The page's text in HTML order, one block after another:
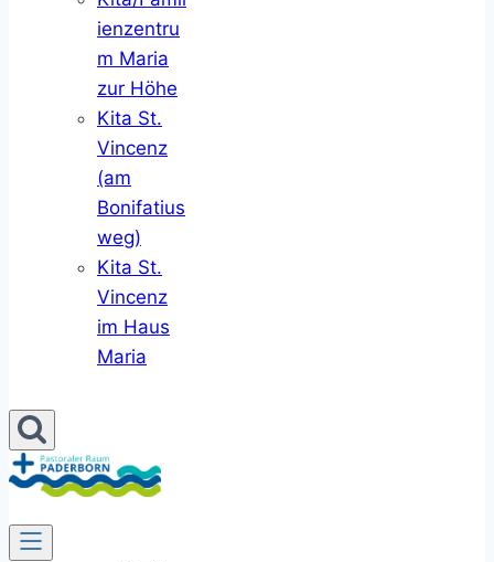
ienzentru
m Maria
zur Höhe
Kita St.
Vincenz
(am
Bonifatius
weg)
Kita St.
Vincenz
im Haus
Maria